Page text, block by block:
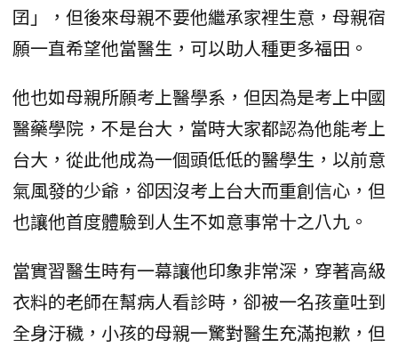
囝」，但後來母親不要他繼承家裡生意，母親宿
願一直希望他當醫生，可以助人種更多福田。
他也如母親所願考上醫學系，但因為是考上中國
醫藥學院，不是台大，當時大家都認為他能考上
台大，從此他成為一個頭低低的醫學生，以前意
氣風發的少爺，卻因沒考上台大而重創信心，但
也讓他首度體驗到人生不如意事常十之八九。
當實習醫生時有一幕讓他印象非常深，穿著高級
衣料的老師在幫病人看診時，卻被一名孩童吐到
全身汙穢，小孩的母親一驚對醫生充滿抱歉，但